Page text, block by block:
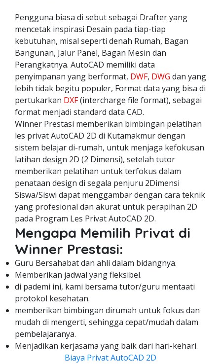
Pengguna biasa di sebut sebagai Drafter yang
mencetak inspirasi Desain pada tiap-tiap
kebutuhan, misal seperti denah Rumah, Bagan
Bangunan, Jalur Panel, Bagan Mesin dan
Perangkatnya. AutoCAD memiliki data
penyimpanan yang berformat, DWF, DWG dan yang
lebih tidak begitu populer, Format data yang bisa di
pertukarkan DXF(intercharge file format), sebagai
format menjadi standard data CAD.
Winner Prestasi memberikan bimbingan pelatihan
les privat AutoCAD 2D di Kutamakmur dengan
sistem belajar di-rumah, untuk menjaga kefokusan
latihan design 2D (2 Dimensi), setelah tutor
memberikan pelatihan untuk terfokus dalam
penataan design di segala penjuru 2Dimensi
Siswa/Siswi dapat menggambar dengan cara teknik
yang profesional dan akurat untuk perapihan 2D
pada Program Les Privat AutoCAD 2D.
Mengapa Memilih Privat di
Winner Prestasi:
Guru Bersahabat dan ahli dalam bidangnya.
Memberikan jadwal yang fleksibel.
di pademi ini, kami bersama tutor/guru mentaati
protokol kesehatan.
memberikan bimbingan dirumah untuk fokus dan
mudah di mengerti, sehingga cepat/mudah dalam
pembelajaranya.
Menjadikan kerjasama yang baik dari hari-kehari.
Biaya Privat AutoCAD 2D